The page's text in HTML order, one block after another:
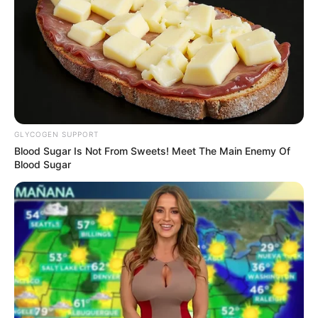
Ia dan Chaeyoung sama-sama takut pada merpati dan burung.
MenyukaiRihannadan Ariana Grande.
Dulunya tenang dan pendiam tetapi menjadi lebih terbuka
setelah mengambil pelajaran musik.
Warna favoritnya adalah ungu dan hitam.
Ia kidal.
Pandai rap.
Ia adalah penggemar game dan meniru karakter Overwatch di
Idol School.
Kebiasaan tidur Jiwon adalah dia selalu tidur dengan mulut
terbuka.
Ia mengatakan bahwa ia ingin mengembangkan tinggi
badannya yang kurang.
Ia dan Hayoung memiliki tim komposer mereka sendiri yang
GLYCOGEN SUPPORT
Blood Sugar Is Not From Sweets! Meet The Main Enemy Of
Blood Sugar